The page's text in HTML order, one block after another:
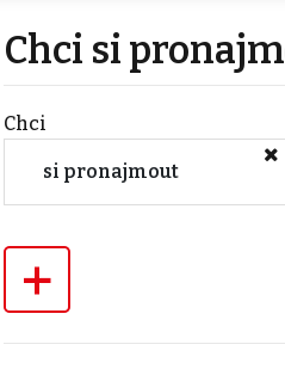
Chci si
Chci
si pronajmout
+